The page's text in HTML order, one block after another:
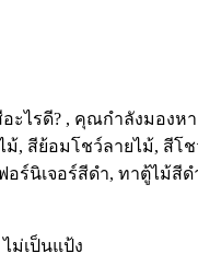
ม่เป็นแป้ง